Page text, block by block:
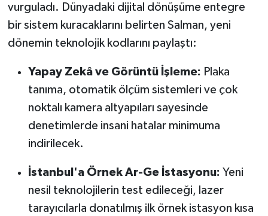
vurguladı. Dünyadaki dijital dönüşüme entegre
bir sistem kuracaklarını belirten Salman, yeni
dönemin teknolojik kodlarını paylaştı:
Yapay Zekâ ve Görüntü İşleme: Plaka
tanıma, otomatik ölçüm sistemleri ve çok
noktalı kamera altyapıları sayesinde
denetimlerde insani hatalar minimuma
indirilecek.
İstanbul'a Örnek Ar-Ge İstasyonu: Yeni
nesil teknolojilerin test edileceği, lazer
tarayıcılarla donatılmış ilk örnek istasyon kısa